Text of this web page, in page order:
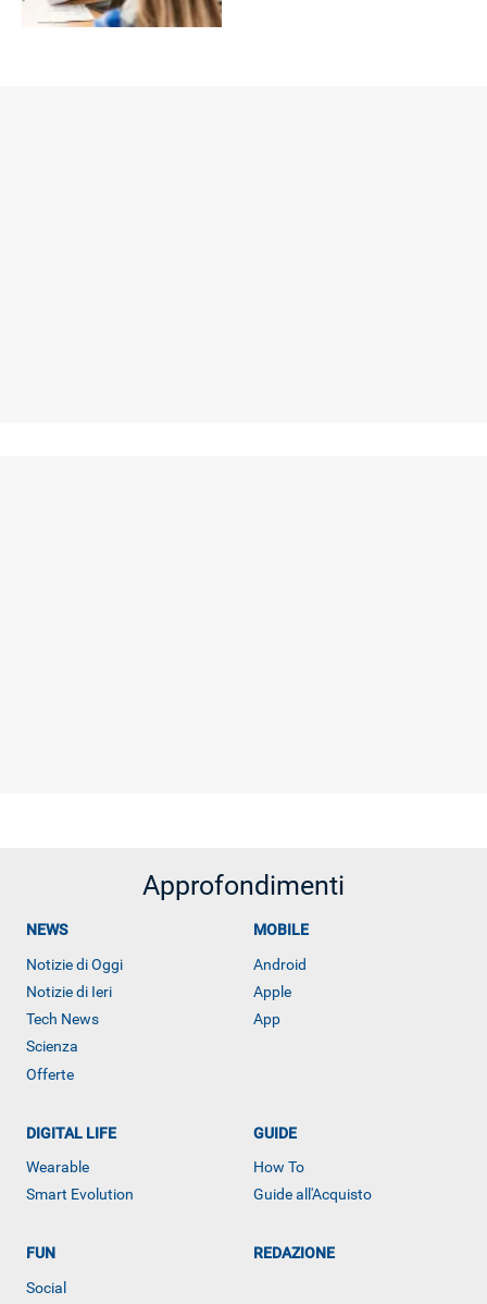
ALTRO
Approfondimenti
NEWS
Notizie di Oggi
Notizie di Ieri
Tech News
Scienza
Offerte
MOBILE
Android
Apple
App
DIGITAL LIFE
Wearable
Smart Evolution
GUIDE
How To
Guide all'Acquisto
FUN
Social
REDAZIONE